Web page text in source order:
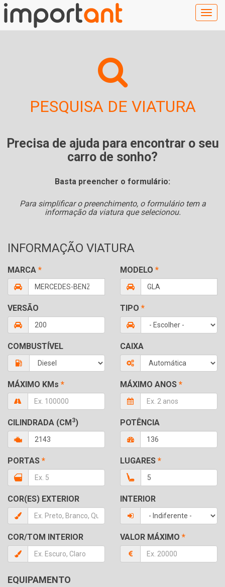
PESQUISA DE VIATURA
Precisa de ajuda para encontrar o seu
carro de sonho?
Basta preencher o formulário:
Para simplificar o preenchimento, o formulário tem a
informação da viatura que selecionou.
INFORMAÇÃO VIATURA
MARCA * MODELO *
VERSÃO TIPO *
COMBUSTÍVEL CAIXA
MÁXIMO KMs * MÁXIMO ANOS *
CILINDRADA (CM3) POTÊNCIA
PORTAS * LUGARES *
COR(ES) EXTERIOR INTERIOR
COR/TOM INTERIOR VALOR MÁXIMO *
EQUIPAMENTO